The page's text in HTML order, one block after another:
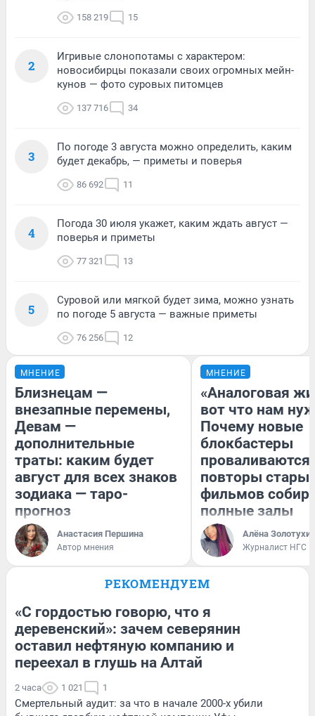
158 219 15
2
Игривые слонопотамы с характером:
новосибирцы показали своих огромных мейн-
кунов — фото суровых питомцев
137 716 34
3
По погоде 3 августа можно определить, каким
будет декабрь, — приметы и поверья
86 692 11
4
Погода 30 июля укажет, каким ждать август —
поверья и приметы
77 321 13
5
Суровой или мягкой будет зима, можно узнать
по погоде 5 августа — важные приметы
76 256 12
МНЕНИЕ
Близнецам —
внезапные перемены,
Девам —
дополнительные
траты: каким будет
август для всех знаков
зодиака — таро-
прогноз
Анастасия Першина
Автор мнения
МНЕНИЕ
«Аналоговая
вот что нам
Почему новые
блокбастеры
повторы
фильмов
полные залы
Алёна
Журналист НГС
РЕКОМЕНДУЕМ
«С гордостью говорю, что я
деревенский»: зачем северянин
оставил нефтяную компанию и
переехал в глушь на Алтай
2 часа 1 021 1
Смертельный аудит: за что в начале 2000-х убили